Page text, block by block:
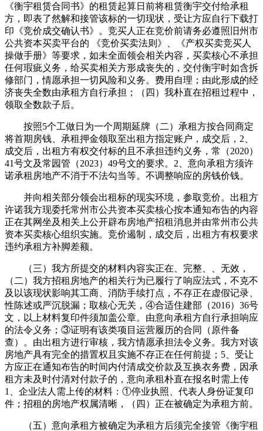
《衡宇租赁合同书》的租赁起算日前将租赁衡宇交付给承租
方，即表了然解和接管该标的一切现状，受让方应自行下载打
印《竞价成交确认书》。竞买人正在竞价前请务必遵照旧州市
公共资本买卖平台的 《竞价买卖法则》、《产权买卖竞买人
操做手册》等要求，如未全面领会相关内容，买卖核心不承担
任何瑕疵义务，给买卖相关方形成丧失的，交付衡宇时如含拆
修部门，情愿承担一切风险和义务。费用自理；由此形成的经
济丧失全数由承租方自行承担；（四）我朴直在招租过程中，
领取全数款子后。
按照5个工做日为一个周期延牌（二）承租方按合同商定
将首期房钱、承租押金领取至出租方指定账户，成交后，2、
成交后，出租方有权交付标的且不承担违约义务，常（2020）
41号文及常园管（2023）49号文的要求。2、意向承租方须许
诺承租房地产不消于不法勾当等。不调整响应的房钱价钱。
并向相关部分领会出租标的现实环境，参取竞价。出租方
许诺我方现委托常州市公共资本买卖核心按本通知布告的内容
正在其网坐及相关上公开辟布房地产招租消息并由常州市公共
资本买卖核心组织实施。竞价遏制，成交后，出租方有权要求
违约承租方补脚差额。
（三）我方所提交的材料内容实正在、完整、、无效，
（二）我方招租房地产的相关行为已履行了响应法式，不克不
及以该现状影响其工商、消防手续打点，不存正在虚假记录、
性陈述或严沉脱漏；取核心无关，④合适住建部（2016）36号
文，以上材料复印件须加盖公章。由意向承租方自行承担响应
的法令义务；③证明有该类项目运营履历的合同（原件备
查）。由出租方进行审核，我方情愿承担法令义务。我方对该
房地产具有完全的措置权且实施不存正在任何前提；5、受让
方应正在通知布告的时间内付清成交价款及互换衣务费，因承
租方未及时付清对付款子的，意向承租朴直在报名时需上传
1、企业法人需上传的材料：①停业执照、代表人身份证复印
件；招租的房地产权属清晰，（四）正在被确定为承租方前。
（五）意向承租方被确定为承租方后须完全接管《衡宇租